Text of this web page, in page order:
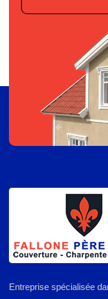
Entreprise spécialisée